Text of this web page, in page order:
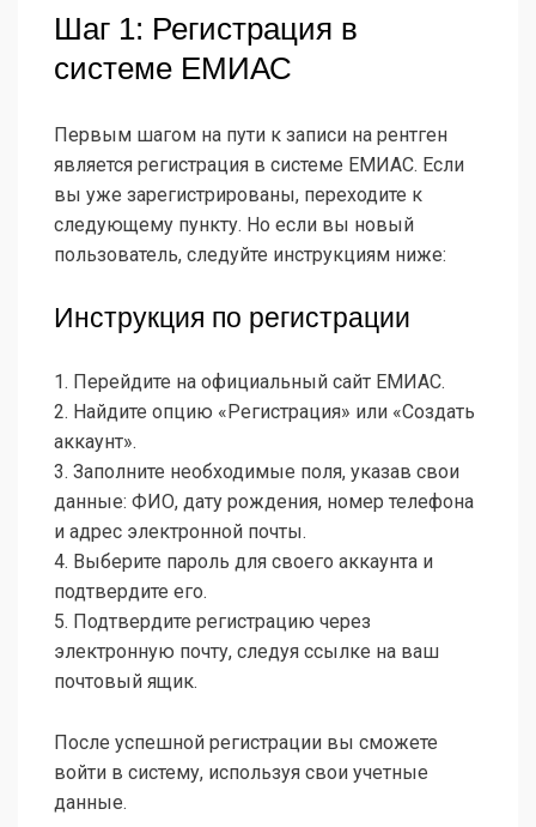
Шаг 1: Регистрация в
системе ЕМИАС
Первым шагом на пути к записи на рентген
является регистрация в системе ЕМИАС. Если
вы уже зарегистрированы, переходите к
следующему пункту. Но если вы новый
пользователь, следуйте инструкциям ниже:
Инструкция по регистрации
1. Перейдите на официальный сайт ЕМИАС.
2. Найдите опцию «Регистрация» или «Создать
аккаунт».
3. Заполните необходимые поля, указав свои
данные: ФИО, дату рождения, номер телефона
и адрес электронной почты.
4. Выберите пароль для своего аккаунта и
подтвердите его.
5. Подтвердите регистрацию через
электронную почту, следуя ссылке на ваш
почтовый ящик.
После успешной регистрации вы сможете
войти в систему, используя свои учетные
данные.